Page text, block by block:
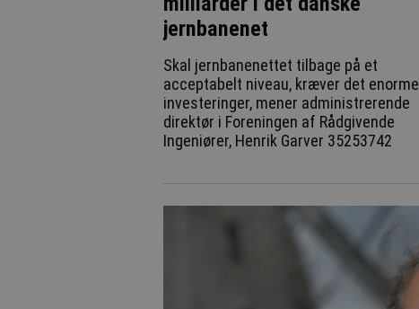
jernbanenet
Skal jernbanenettet tilbage på et
acceptabelt niveau, kræver det enorme
investeringer, mener administrerende
direktør i Foreningen af Rådgivende
Ingeniører, Henrik Garver 35253742